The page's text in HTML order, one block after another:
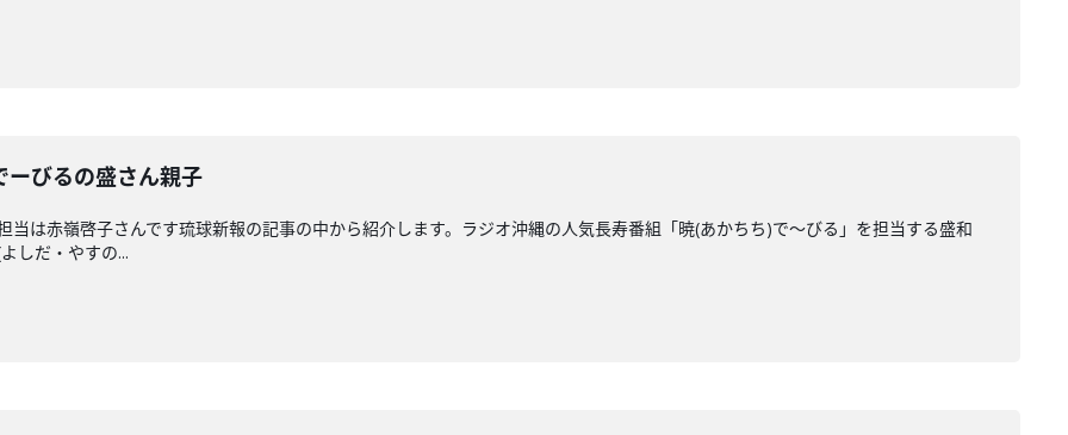
びるの盛さん親子
当は赤嶺啓子さんです琉球新報の記事の中から紹介します。ラジオ沖縄の人気長寿番組「暁(あかちち)で～びる」を担当する盛和
しだ・やすの...